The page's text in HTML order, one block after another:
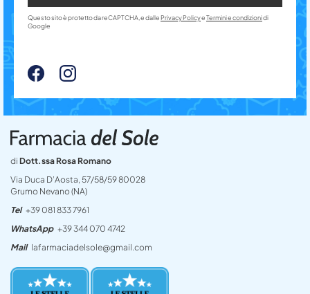
di Dott.ssa Rosa Romano
Via Duca D’Aosta, 57/58/59 80028
Grumo Nevano (NA)
Tel +39 081 833 7961
WhatsApp +39 344 070 4742
Mail lafarmaciadelsole@gmail.com
Questo sito è protetto da reCAPTCHA, e dalle Privacy PolicyeTermini e condizionidi
Google